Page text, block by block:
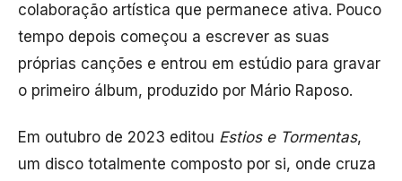
colaboração artística que permanece ativa. Pouco
tempo depois começou a escrever as suas
próprias canções e entrou em estúdio para gravar
o primeiro álbum, produzido por Mário Raposo.
Em outubro de 2023 editou Estios e Tormentas,
um disco totalmente composto por si, onde cruza